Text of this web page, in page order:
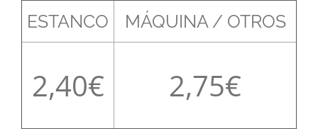
ESTANCO MÁQUINA / OTROS
2,40 2,75